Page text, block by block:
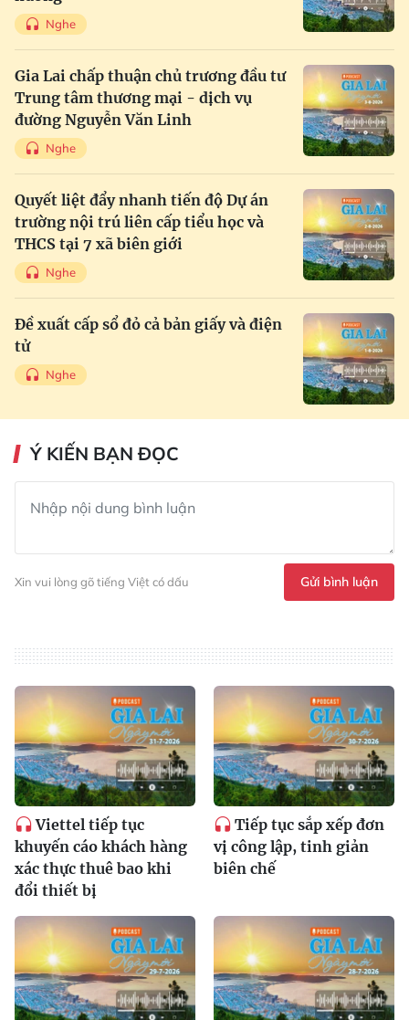
Nghe
Gia Lai chấp thuận chủ trương đầu tư
Trung tâm thương mại - dịch vụ
đường Nguyễn Văn Linh
Nghe
Quyết liệt đẩy nhanh tiến độ Dự án
trường nội trú liên cấp tiểu học và
THCS tại 7 xã biên giới
Nghe
Đề xuất cấp sổ đỏ cả bản giấy và điện
tử
Nghe
Ý KIẾN BẠN ĐỌC
Xin vui lòng gõ tiếng Việt có dấu Gửi bình luận
Viettel tiếp tục
khuyến cáo khách hàng
xác thực thuê bao khi
đổi thiết bị
Tiếp tục sắp xếp đơn
vị công lập, tinh giản
biên chế